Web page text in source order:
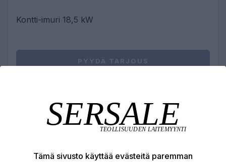
Kontti-imuri 18,5 kW
PYYDÄ TARJOUS
Tämä sivusto käyttää evästeitä paremman